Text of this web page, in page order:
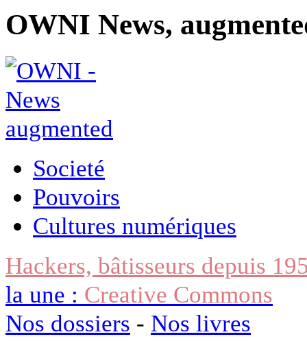
OWNI News,
Societé
Pouvoirs
Cultures numériques
Hackers, bâtisseurs depuis
la une : Creative Commons
Nos dossiers - Nos livres